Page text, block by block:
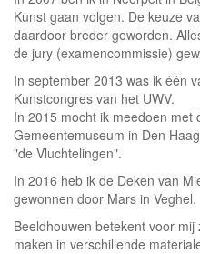
Kunst gaan volgen. De keuze
daardoor breder geworden.
de jury (examencommissie)
In september 2013 was ik één
Kunstcongres van het UWV.
In 2015 mocht ik meedoen met
Gemeentemuseum in Den
"de Vluchtelingen".
In 2016 heb ik de Deken van
gewonnen door Mars in Veghel.
Beeldhouwen betekent voor
maken in verschillende